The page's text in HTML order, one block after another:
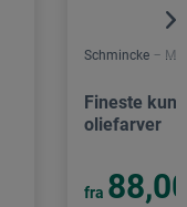
Schmincke –
Fineste
oliefarver
fra